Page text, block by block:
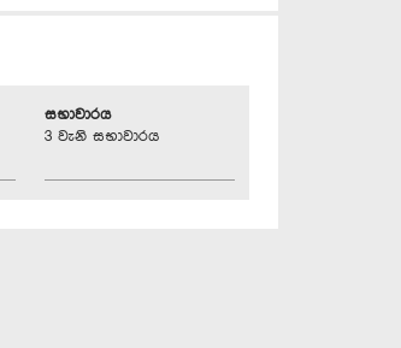
සභාවාරය
3 වැනි සභාවාරය